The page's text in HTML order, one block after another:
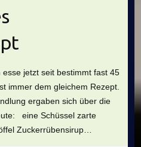
jetzt seit bestimmt fast 45
immer dem gleichem Rezept.
ergaben sich über die
eine Schüssel zarte
Zuckerrübensirup…